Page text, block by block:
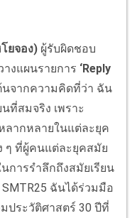
ยจอง) ผู้รับผิดชอบ
างแผนรายการ ‘Reply
นจากความคิดที่ว่า ฉัน
นที่สมจริง เพราะ
ลากหลายในแต่ละยุค
ๆ ที่ผู้คนแต่ละยุคสมัย
การรำลึกถึงสมัยเรียน
SMTR25 ฉันได้ร่วมมือ
ประวัติศาสตร์ 30 ปีที่